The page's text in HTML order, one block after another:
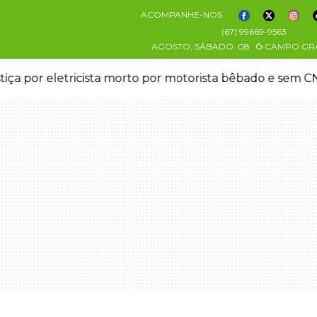
ACOMPANHE-NOS
(67) 99669-9563
AGOSTO, SÁBADO 08 CAMPO
por eletricista morto por motorista bêbado e sem